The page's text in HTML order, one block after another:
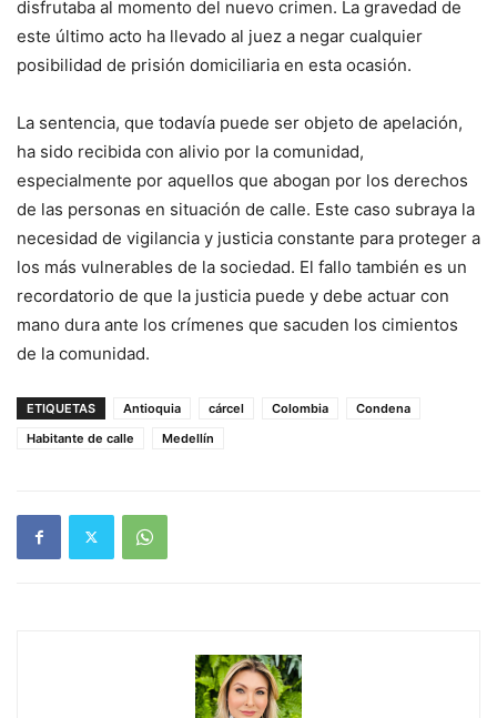
disfrutaba al momento del nuevo crimen. La gravedad de
este último acto ha llevado al juez a negar cualquier
posibilidad de prisión domiciliaria en esta ocasión.
La sentencia, que todavía puede ser objeto de apelación,
ha sido recibida con alivio por la comunidad,
especialmente por aquellos que abogan por los derechos
de las personas en situación de calle. Este caso subraya la
necesidad de vigilancia y justicia constante para proteger a
los más vulnerables de la sociedad. El fallo también es un
recordatorio de que la justicia puede y debe actuar con
mano dura ante los crímenes que sacuden los cimientos
de la comunidad.
ETIQUETAS Antioquia cárcel Colombia
Condena
Habitante de calle
Medellín